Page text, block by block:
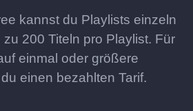
kannst du Playlists einzeln
200 Titeln pro Playlist. Für
einmal oder größere
einen bezahlten Tarif.